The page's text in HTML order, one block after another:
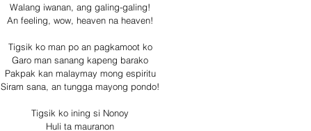
Walang iwanan, ang galing-galing!
An feeling, wow, heaven na heaven!
Tigsik ko man po an pagkamoot ko
Garo man sanang kapeng barako
Pakpak kan malaymay mong espiritu
Siram sana, an tungga mayong pondo!
Tigsik ko ining si Nonoy
Huli ta mauranon